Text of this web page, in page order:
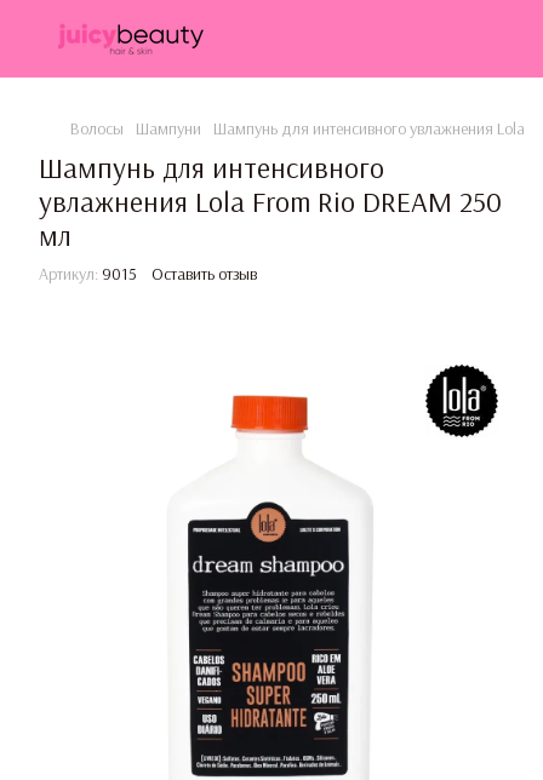
Волосы Шампуни Шампунь для интенсивного увлажнения Lola
Шампунь для интенсивного
увлажнения Lola From Rio DREAM 250
мл
Артикул: 9015 Оставить отзыв